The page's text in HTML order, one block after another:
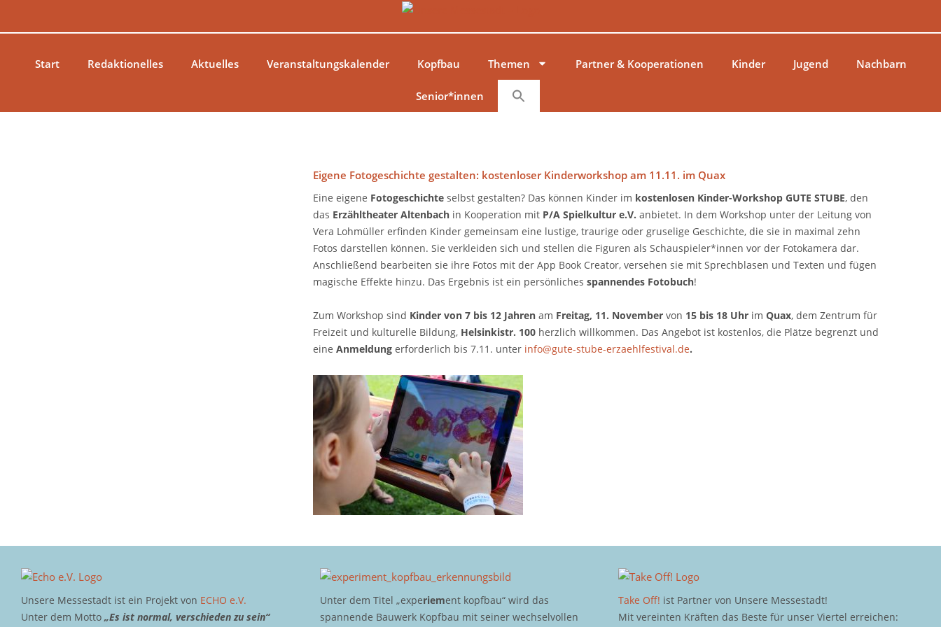
Start
Redaktionelles Aktuelles Veranstaltungskalender Kopfbau Themen Partner & Kooperationen Kinder Jugend Nachbarn
Senior*innen
Eigene Fotogeschichte gestalten: kostenloser Kinderworkshop am 11.11. im Quax
Eine eigene Fotogeschichteselbst gestalten? Das können Kinder im kostenlosen Kinder-Workshop GUTE STUBE, den
das Erzähltheater Altenbach in Kooperation mit P/A Spielkultur e.V. anbietet. In dem Workshop unter der Leitung von
Vera Lohmüller erfinden Kinder gemeinsam eine lustige, traurige oder gruselige Geschichte, die sie in maximal zehn
Fotos darstellen können. Sie verkleiden sich und stellen die Figuren als Schauspieler*innen vor der Fotokamera dar.
Anschließend bearbeiten sie ihre Fotos mit der App Book Creator, versehen sie mit Sprechblasen und Texten und fügen
magische Effekte hinzu. Das Ergebnis ist ein persönliches spannendes Fotobuch!
Zum Workshop sind Kinder von 7 bis 12 Jahrenam Freitag, 11. Novembervon 15 bis 18 Uhrim Quax, dem Zentrum für
Freizeit und kulturelle Bildung, Helsinkistr. 100herzlich willkommen. Das Angebot ist kostenlos, die Plätze begrenzt und
eine Anmeldungerforderlich bis 7.11. unter info@gute-stube-erzaehlfestival.de.
Unsere Messestadt ist ein Projekt von ECHO e.V.
Unter dem Motto „Es ist normal, verschieden zu sein“
Unter dem Titel „experiement kopfbau“ wird das
spannende Bauwerk Kopfbau mit seiner wechselvollen
Take Off! ist Partner von Unsere Messestadt!
Mit vereinten Kräften das Beste für unser Viertel erreichen: